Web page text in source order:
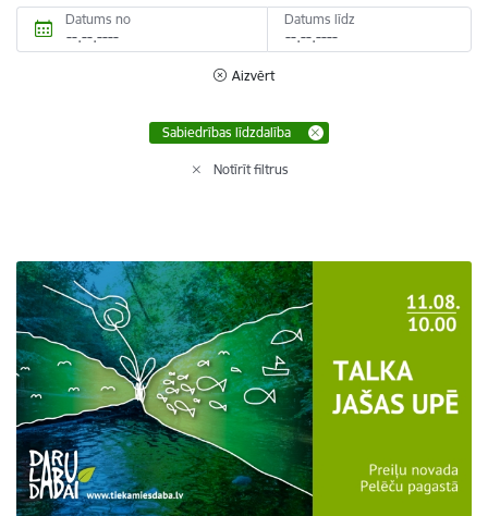
Datums no Datums līdz
Aizvērt
Sabiedrības līdzdalība
Notīrīt filtrus